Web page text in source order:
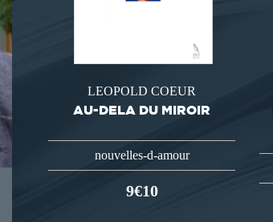
LEOPOLD COEUR
AU-DELA DU MIROIR
nouvelles-d-amour
9€10